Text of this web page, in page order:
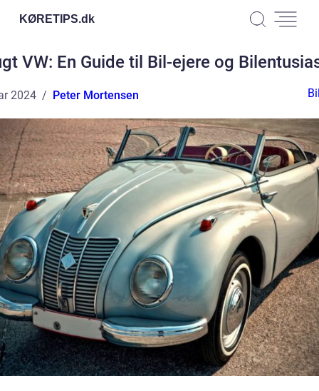
KØRETIPS.dk
VW: En Guide til Bil-ejere og
2024 Peter Mortensen